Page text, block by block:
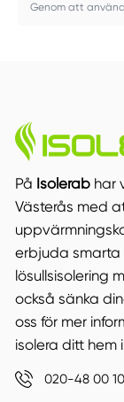
Genom att
På Isolerabhar
Västerås med
erbjuda smarta
lösullsisolering
också sänka
oss för mer
isolera ditt hem
020-48 00 10